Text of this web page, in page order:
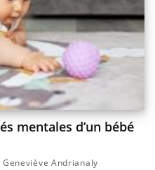
mentales d’un bébé
Geneviève Andrianaly